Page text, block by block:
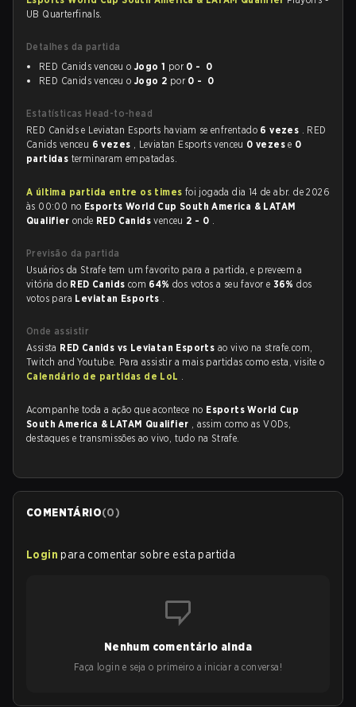
UB Quarterfinals.
Detalhes da partida
RED Canids venceu o Jogo 1 por 0 - 0
RED Canids venceu o Jogo 2 por 0 - 0
Estatísticas Head-to-head
RED Canids e Leviatan Esports haviam se enfrentado 6 vezes . RED
Canids venceu 6 vezes , Leviatan Esports venceu 0 vezese 0
partidas terminaram empatadas.
A última partida entre os times foi jogada dia 14 de abr. de 2026
às 00:00 no Esports World Cup South America & LATAM
Qualifier onde RED Canidsvenceu 2 - 0 .
Previsão da partida
Usuários da Strafe tem um favorito para a partida, e preveem a
vitória do RED Canids com 64%dos votos a seu favor e 36%dos
votos para Leviatan Esports .
Onde assistir
Assista RED Canids vs Leviatan Esports ao vivo na strafe.com,
Twitch and Youtube. Para assistir a mais partidas como esta, visite o
Calendário de partidas de LoL .
Acompanhe toda a ação que acontece no Esports World Cup
South America & LATAM Qualifier , assim como as VODs,
destaques e transmissões ao vivo, tudo na Strafe.
COMENTÁRIO(0)
Login para comentar sobre esta partida
Nenhum comentário ainda
Faça login e seja o primeiro a iniciar a conversa!